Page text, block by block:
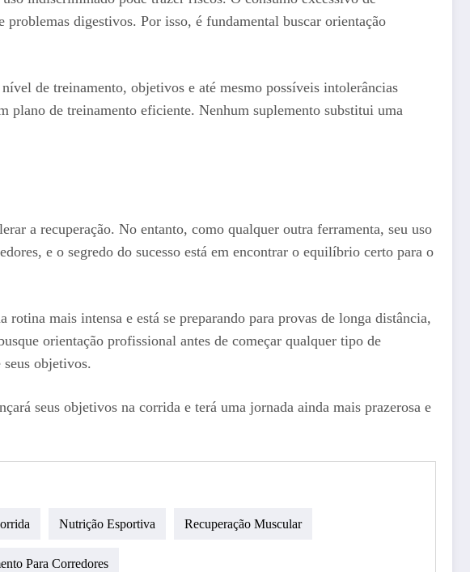
digestivos. Por isso, é fundamental buscar orientação
de treinamento, objetivos e até mesmo possíveis intolerâncias
plano de treinamento eficiente. Nenhum suplemento substitui uma
a recuperação. No entanto, como qualquer outra ferramenta, seu uso
e o segredo do sucesso está em encontrar o equilíbrio certo para o
mais intensa e está se preparando para provas de longa distância,
orientação profissional antes de começar qualquer tipo de
seus objetivos.
seus objetivos na corrida e terá uma jornada ainda mais prazerosa e
Nutrição Esportiva Recuperação Muscular
Para Corredores